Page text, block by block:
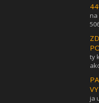
na
ty
ja